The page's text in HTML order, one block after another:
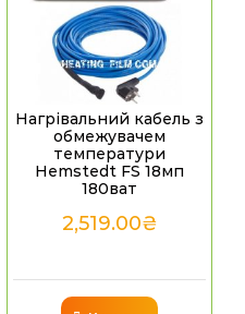
Нагрівальний кабель з
обмежувачем
температури
Hemstedt FS 18мп
180ват
2,519.00₴